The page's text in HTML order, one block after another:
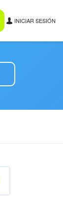
INICIAR SESIÓN